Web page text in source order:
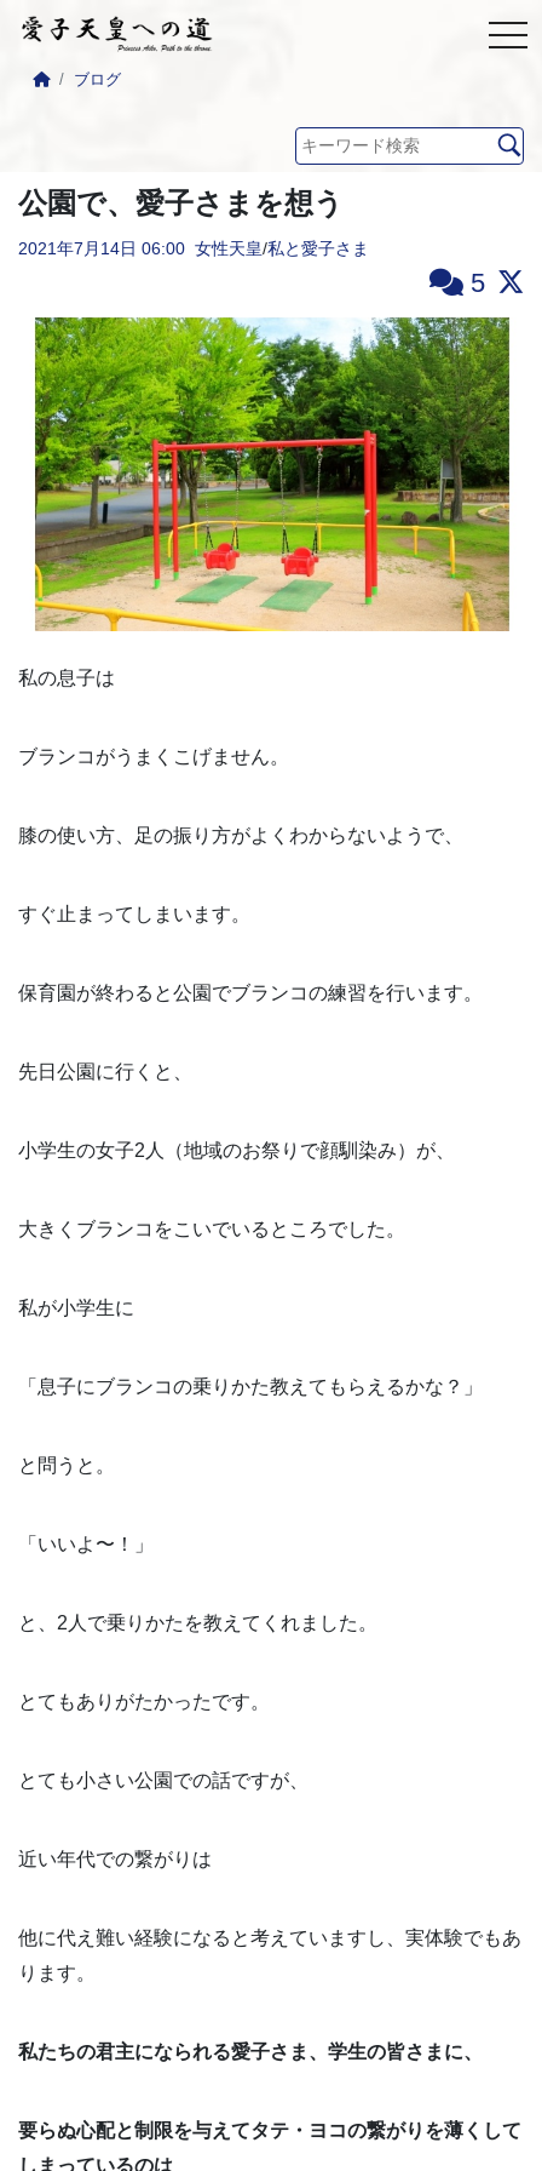
ブログ
公園で、愛子さまを想う
2021年7月14日 06:00 女性天皇/私と愛子さま
5
私の息子は
ブランコがうまくこげません。
膝の使い方、足の振り方がよくわからないようで、
すぐ止まってしまいます。
保育園が終わると公園でブランコの練習を行います。
先日公園に行くと、
小学生の女子2人（地域のお祭りで顔馴染み）が、
大きくブランコをこいでいるところでした。
私が小学生に
「息子にブランコの乗りかた教えてもらえるかな？」
と問うと。
「いいよ〜！」
と、2人で乗りかたを教えてくれました。
とてもありがたかったです。
とても小さい公園での話ですが、
近い年代での繋がりは
他に代え難い経験になると考えていますし、実体験でもあ
ります。
私たちの君主になられる愛子さま、学生の皆さまに、
要らぬ心配と制限を与えてタテ・ヨコの繋がりを薄くして
しまっているのは